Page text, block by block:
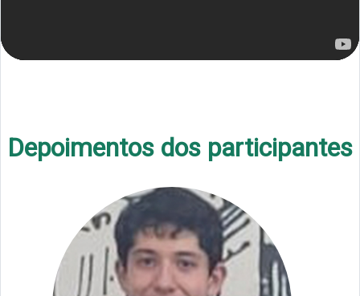
Depoimentos dos participantes